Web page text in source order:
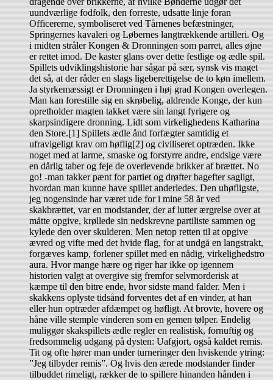
uundværlige fodfolk, den forreste, udsatte linje foran
Officererne, symboliseret ved Tårnenes befæstninger,
Springernes kavaleri og Løbernes langtrækkende artilleri. Og
i midten stråler Kongen & Dronningen som parret, alles øjne
er rettet imod. De kaster glans over dette festlige og ædle spil.
Spillets udviklingshistorie har sågar på sær, synsk vis maget
det så, at der råder en slags ligeberettigelse de to køn imellem.
Ja styrkemæssigt er Dronningen i høj grad Kongen overlegen.
Man kan forestille sig en skrøbelig, aldrende Konge, der kun
opretholder magten takket være sin langt fyrigere og
skarpsindigere dronning. Lidt som virkelighedens Katharina
den Store.[1] Spillets ædle ånd forfægter samtidig et
ufravigeligt krav om høflig[2] og civiliseret optræden. Ikke
noget med at larme, smaske og forstyrre andre, endsige være
en dårlig taber og feje de overlevende brikker af brættet. No
go! -man takker pænt for partiet og drøfter bagefter sagligt,
hvordan man kunne have spillet anderledes. Den uhøfligste,
jeg nogensinde har været ude for i mine 58 år ved
skakbrættet, var en modstander, der af lutter ærgrelse over at
måtte opgive, krøllede sin nedskrevne partiliste sammen og
kylede den over skulderen. Men netop retten til at opgive
ævred og vifte med det hvide flag, for at undgå en langstrakt,
forgæves kamp, forlener spillet med en nådig, virkelighedstro
aura. Hvor mange hære og riger har ikke op igennem
historien valgt at overgive sig fremfor selvmorderisk at
kæmpe til den bitre ende, hvor sidste mand falder. Men i
skakkens oplyste tidsånd forventes det af en vinder, at han
eller hun optræder afdæmpet og høfligt. At brovte, hovere og
håne ville stemple vinderen som en gemen tølper. Endelig
muliggør skakspillets ædle regler en realistisk, fornuftig og
fredsommelig udgang på dysten: Uafgjort, også kaldet remis.
Tit og ofte hører man under turneringer den hviskende ytring:
”Jeg tilbyder remis”. Og hvis den ærede modstander finder
tilbuddet rimeligt, rækker de to spillere hinanden hånden i